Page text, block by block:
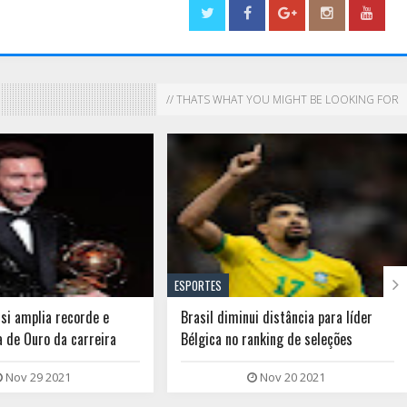
// THATS WHAT YOU MIGHT BE LOOKING FOR
para líder
de seleções
Nov 20 2021
ESPORTES
"Me sinto cada dia melhor", diz Pelé
em publicação em rede social
Nov 17 2021
